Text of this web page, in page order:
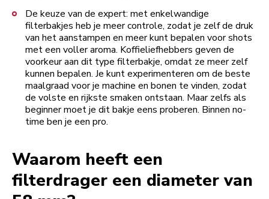
De keuze van de expert: met enkelwandige
filterbakjes heb je meer controle, zodat je zelf de druk
van het aanstampen en meer kunt bepalen voor shots
met een voller aroma. Koffieliefhebbers geven de
voorkeur aan dit type filterbakje, omdat ze meer zelf
kunnen bepalen. Je kunt experimenteren om de beste
maalgraad voor je machine en bonen te vinden, zodat
de volste en rijkste smaken ontstaan. Maar zelfs als
beginner moet je dit bakje eens proberen. Binnen no-
time ben je een pro.
Waarom heeft een
filterdrager een diameter van